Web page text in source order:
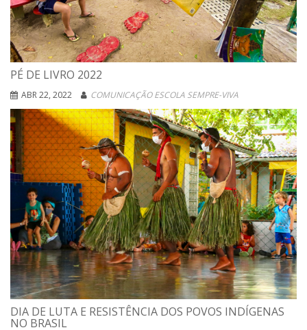
PÉ DE LIVRO 2022
ABR 22, 2022 COMUNICAÇÃO ESCOLA SEMPRE-VIVA
DIA DE LUTA E RESISTÊNCIA DOS POVOS INDÍGENAS
NO BRASIL